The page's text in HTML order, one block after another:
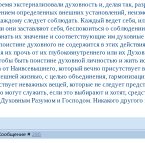
экстернализовали духовность и, делая так,
определенных внешних установлений,
следует соблюдать. Каждый ведет себя,
они заставляют себя, беспокоиться о
их значение и соответствующие им
духовного не содержится в этих
их прочь от их глубоковнутреннего или их
быть поистине духовной личностью и жить
от Наивсевышнего, который вечно
жизнью, с целью объединения,
неважных вещей, которые не следует
могут служить, если это выбирают и хотят,
Разумом и Господом. Никакого
# 286